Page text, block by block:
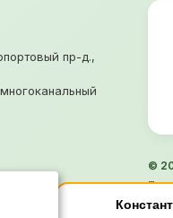
пр-д.,
многоканальный
©